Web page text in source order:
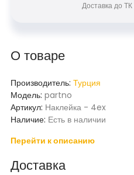
О товаре
Производитель: Турция
Модель: partno
Артикул: Наклейка - 4ex
Наличие: Есть в наличии
Перейти к описанию
Доставка
Доставка до ТК